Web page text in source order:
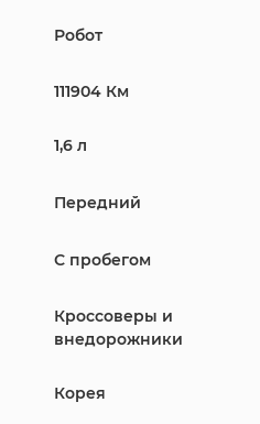
Робот
111904 Км
1,6 л
Передний
С пробегом
Кроссоверы и
внедорожники
Корея